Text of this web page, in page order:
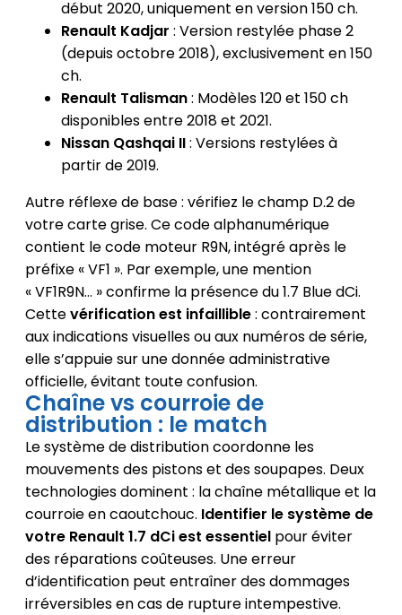
début 2020, uniquement en version 150 ch.
Renault Kadjar : Version restylée phase 2
(depuis octobre 2018), exclusivement en 150
ch.
Renault Talisman: Modèles 120 et 150 ch
disponibles entre 2018 et 2021.
Nissan Qashqai II: Versions restylées à
partir de 2019.
Autre réflexe de base : vérifiez le champ D.2 de
votre carte grise. Ce code alphanumérique
contient le code moteur R9N, intégré après le
préfixe « VF1 ». Par exemple, une mention
« VF1R9N… » confirme la présence du 1.7 Blue dCi.
Cettevérification est infaillible: contrairement
aux indications visuelles ou aux numéros de série,
elle s’appuie sur une donnée administrative
officielle, évitant toute confusion.
Chaîne vs courroie de
distribution : le match
Le système de distribution coordonne les
mouvements des pistons et des soupapes. Deux
technologies dominent : la chaîne métallique et la
courroie en caoutchouc. Identifier le système de
votre Renault 1.7 dCi est essentielpour éviter
des réparations coûteuses. Une erreur
d’identification peut entraîner des dommages
irréversibles en cas de rupture intempestive.